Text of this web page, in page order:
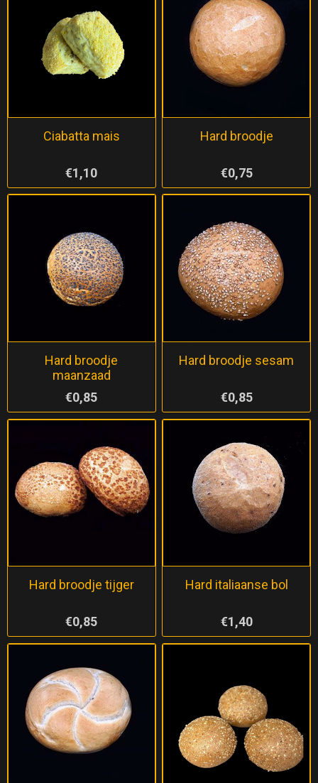
Ciabatta mais
€1,10
Hard broodje
€0,75
Hard broodje
maanzaad
€0,85
Hard broodje sesam
€0,85
Hard broodje tijger
€0,85
Hard italiaanse bol
€1,40